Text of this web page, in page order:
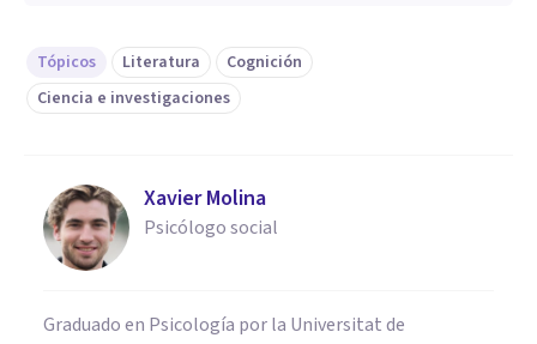
Tópicos Literatura
Cognición
Ciencia e investigaciones
Xavier Molina
Psicólogo social
Graduado en Psicología por la Universitat de